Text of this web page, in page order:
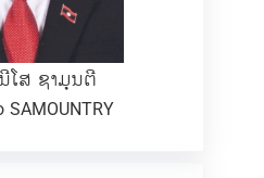
ໂສ ຊາມຸນຕີ